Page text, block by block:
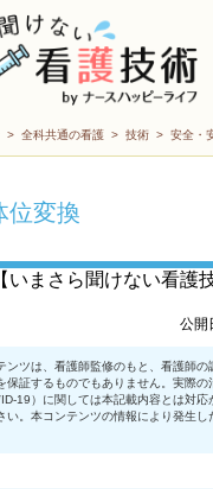
> 全科共通の看護 > 技術 > 安全・
位変換
いまさら聞けない看護技
公開